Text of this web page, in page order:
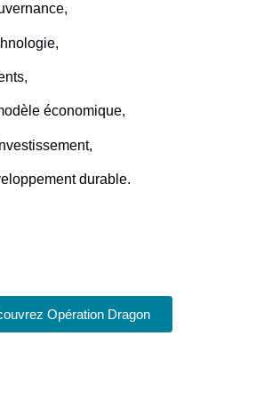
,
,
,
économique,
,
durable.
Opération Dragon​